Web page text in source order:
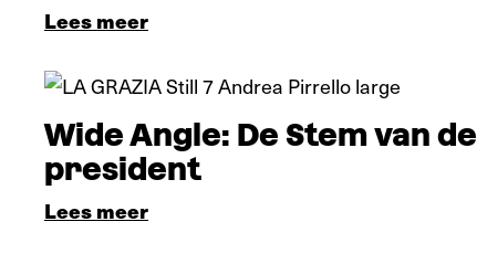
Lees meer
Wide Angle: De Stem van de
president
Lees meer